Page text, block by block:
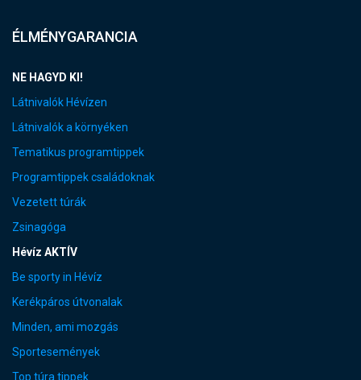
ÉLMÉNYGARANCIA
NE HAGYD KI!
Látnivalók Hévízen
Látnivalók a környéken
Tematikus programtippek
Programtippek családoknak
Vezetett túrák
Zsinagóga
Hévíz AKTÍV
Be sporty in Hévíz
Kerékpáros útvonalak
Minden, ami mozgás
Sportesemények
Top túra tippek